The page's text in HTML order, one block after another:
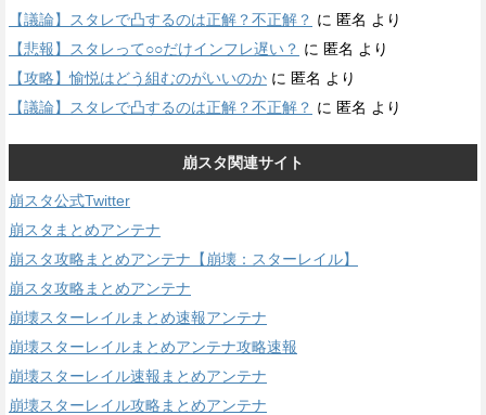
【議論】スタレで凸するのは正解？不正解？ に 匿名 より
【悲報】スタレって○○だけインフレ遅い？ に 匿名 より
【攻略】愉悦はどう組むのがいいのか に 匿名 より
【議論】スタレで凸するのは正解？不正解？ に 匿名 より
崩スタ関連サイト
崩スタ公式Twitter
崩スタまとめアンテナ
崩スタ攻略まとめアンテナ【崩壊：スターレイル】
崩スタ攻略まとめアンテナ
崩壊スターレイルまとめ速報アンテナ
崩壊スターレイルまとめアンテナ攻略速報
崩壊スターレイル速報まとめアンテナ
崩壊スターレイル攻略まとめアンテナ